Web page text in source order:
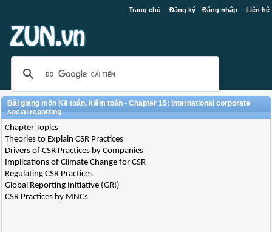
Trang chủ Đăng ký Đăng nhập Liên hệ
Bài giảng môn Kế toán, kiểm toán - Chapter 15: International corporate
social reporting
Chapter Topics
Theories to Explain CSR Practices
Drivers of CSR Practices by Companies
Implications of Climate Change for CSR
Regulating CSR Practices
Global Reporting Initiative (GRI)
CSR Practices by MNCs